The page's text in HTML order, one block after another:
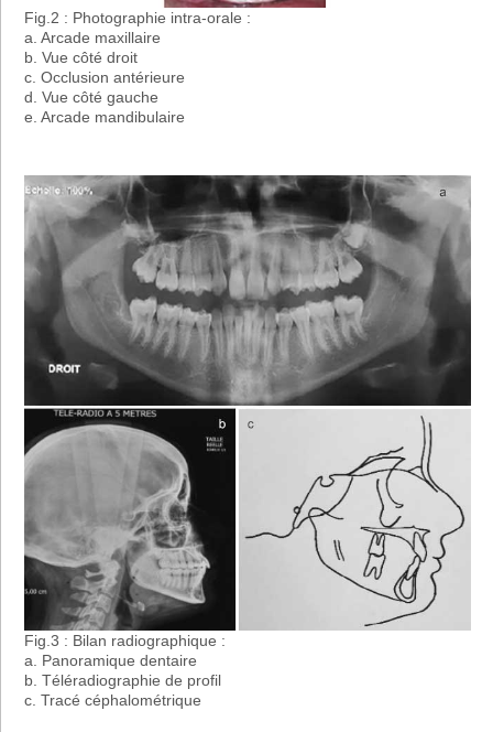
Fig.2 : Photographie intra-orale :
a. Arcade maxillaire
b. Vue côté droit
c. Occlusion antérieure
d. Vue côté gauche
e. Arcade mandibulaire
Fig.3 : Bilan radiographique :
a. Panoramique dentaire
b. Téléradiographie de profil
c. Tracé céphalométrique